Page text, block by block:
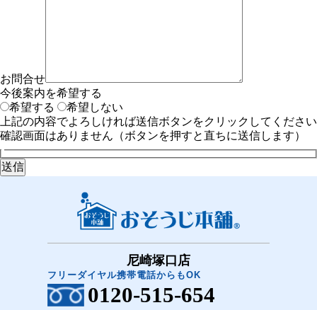
お問合せ
今後案内を希望する
希望する
希望しない
上記の内容でよろしければ送信ボタンをクリックしてください
確認画面はありません（ボタンを押すと直ちに送信します）
尼崎塚口店
フリーダイヤル携帯電話からもOK
0120-515-654